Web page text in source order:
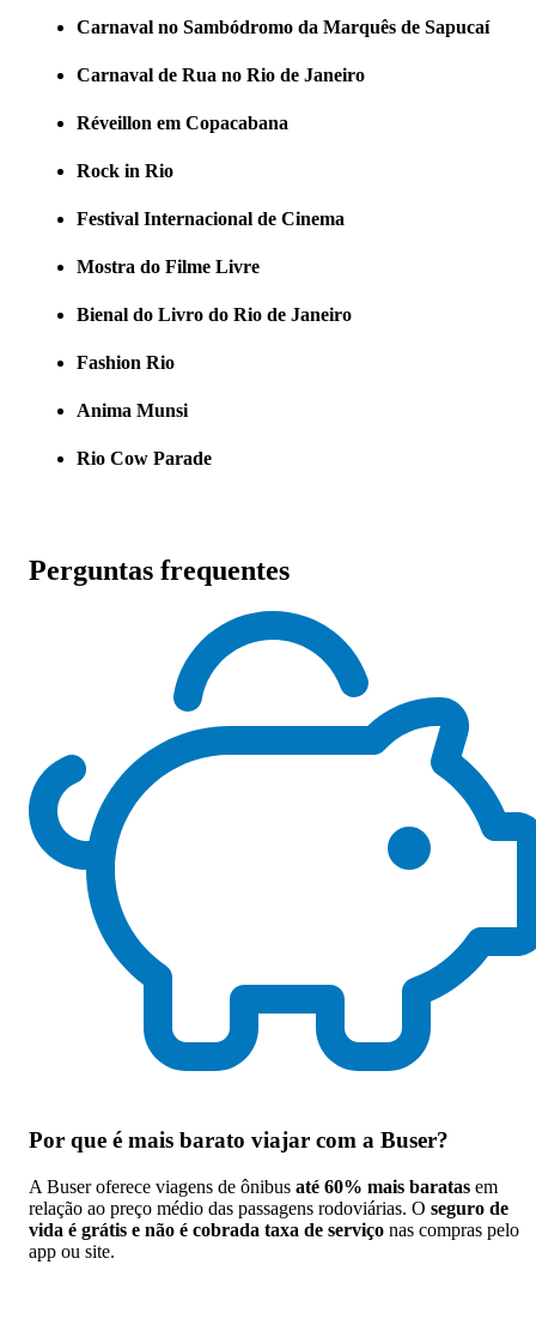
Carnaval no Sambódromo da Marquês de Sapucaí
Carnaval de Rua no Rio de Janeiro
Réveillon em Copacabana
Rock in Rio
Festival Internacional de Cinema
Mostra do Filme Livre
Bienal do Livro do Rio de Janeiro
Fashion Rio
Anima Munsi
Rio Cow Parade
Perguntas frequentes
Por que é mais barato viajar com a Buser?
A Buser oferece viagens de ônibus até 60% mais baratas em
relação ao preço médio das passagens rodoviárias. O seguro de
vida é grátis e não é cobrada taxa de serviço nas compras pelo
app ou site.